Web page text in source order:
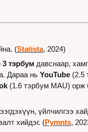
(Statista, 2024)
3 тэрбум давснаар,
Дараа нь YouTube
(1.6 тэрбум MAU) орж
үйлчилгээ
хийдэг. (Pymnts,